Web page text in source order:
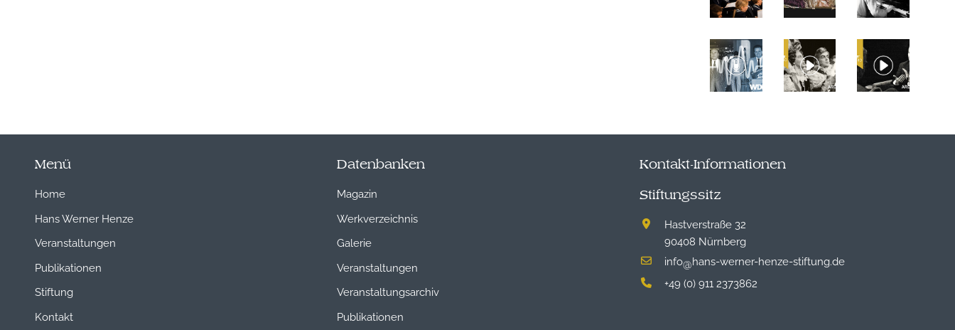
Menü
Home
Hans Werner Henze
Veranstaltungen
Publikationen
Stiftung
Kontakt
Datenbanken
Magazin
Werkverzeichnis
Galerie
Veranstaltungen
Veranstaltungsarchiv
Publikationen
Kontakt-Informationen
Stiftungssitz
Hastverstraße 32
90408 Nürnberg
info@hans-werner-henze-stiftung.de
+49 (0) 911 2373862